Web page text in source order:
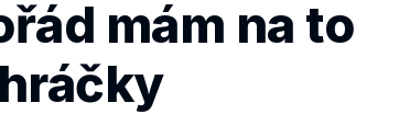
mám na to